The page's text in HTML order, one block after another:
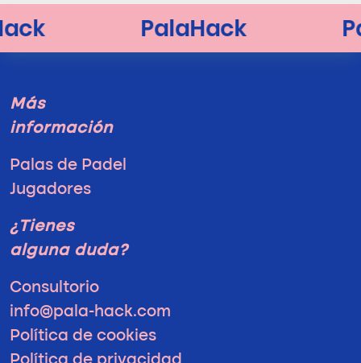
Más
información
Palas de Padel
Jugadores
¿Tienes
alguna duda?
Consultorio
info@pala-hack.com
Política de cookies